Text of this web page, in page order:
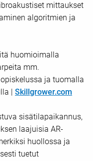
mittaukset
algoritmien ja
huomioimalla
mm.
ja tuomalla
| Skillgrower.com
sisätilapaikannus,
laajuisia AR-
huollossa ja
tuetut